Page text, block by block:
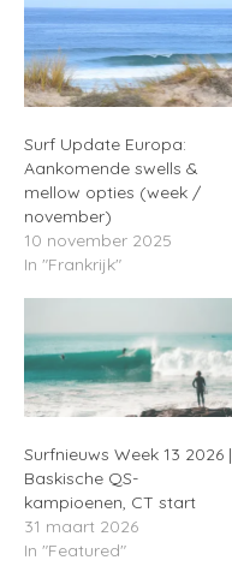
Surf Update Europa:
Aankomende swells &
mellow opties (week /
november)
10 november 2025
In "Frankrijk"
Surfnieuws Week 13 2026 |
Baskische QS-
kampioenen, CT start
31 maart 2026
In "Featured"